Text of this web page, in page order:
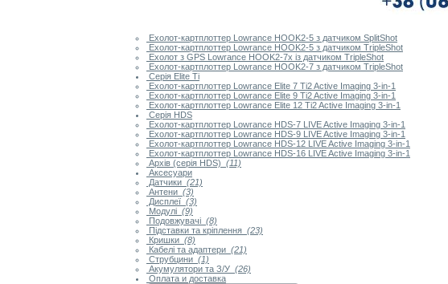
Ехолот-картплоттер Lowrance HOOK2-5 з датчиком SplitShot
Ехолот-картплоттер Lowrance HOOK2-5 з датчиком TripleShot
Ехолот з GPS Lowrance HOOK2-7x із датчиком TripleShot
Ехолот-картплоттер Lowrance HOOK2-7 з датчиком TripleShot
Серія Elite Ti
Ехолот-картплоттер Lowrance Elite 7 Ti2 Active Imaging 3-in-1
Ехолот-картплоттер Lowrance Elite 9 Ti2 Active Imaging 3-in-1
Ехолот-картплоттер Lowrance Elite 12 Ti2 Active Imaging 3-in-1
Серія HDS
Ехолот-картплоттер Lowrance HDS-7 LIVE Active Imaging 3-in-1
Ехолот-картплоттер Lowrance HDS-9 LIVE Active Imaging 3-in-1
Ехолот-картплоттер Lowrance HDS-12 LIVE Active Imaging 3-in-1
Ехолот-картплоттер Lowrance HDS-16 LIVE Active Imaging 3-in-1
Архів (серія HDS) (11)
Аксесуари
Датчики (21)
Антени (3)
Дисплеї (3)
Модулі (9)
Подовжувачі (8)
Підставки та кріплення (23)
Кришки (8)
Кабелі та адаптери (21)
Струбцини (1)
Акумулятори та З/У (26)
Оплата и доставка